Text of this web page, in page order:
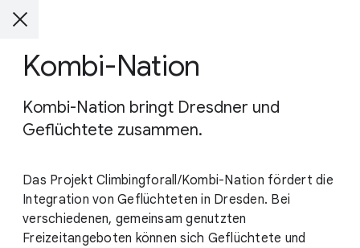
Kombi-Nation
Kombi-Nation bringt Dresdner und
Geflüchtete zusammen.
Das Projekt Climbingforall/Kombi-Nation fördert die
Integration von Geflüchteten in Dresden. Bei
verschiedenen, gemeinsam genutzten
Freizeitangeboten können sich Geflüchtete und